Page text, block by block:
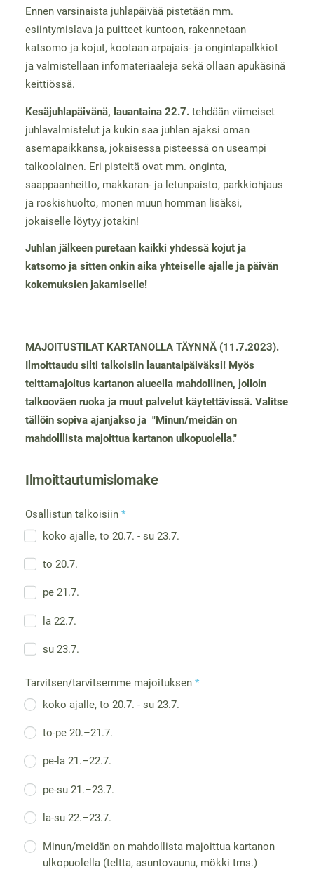
Ennen varsinaista juhlapäivää pistetään mm.
esiintymislava ja puitteet kuntoon, rakennetaan
katsomo ja kojut, kootaan arpajais- ja ongintapalkkiot
ja valmistellaan infomateriaaleja sekä ollaan apukäsinä
keittiössä.
Kesäjuhlapäivänä, lauantaina 22.7. tehdään viimeiset
juhlavalmistelut ja kukin saa juhlan ajaksi oman
asemapaikkansa, jokaisessa pisteessä on useampi
talkoolainen. Eri pisteitä ovat mm. onginta,
saappaanheitto, makkaran- ja letunpaisto, parkkiohjaus
ja roskishuolto, monen muun homman lisäksi,
jokaiselle löytyy jotakin!
Juhlan jälkeen puretaan kaikki yhdessä kojut ja
katsomo ja sitten onkin aika yhteiselle ajalle ja päivän
kokemuksien jakamiselle!
MAJOITUSTILAT KARTANOLLA TÄYNNÄ (11.7.2023).
Ilmoittaudu silti talkoisiin lauantaipäiväksi! Myös
telttamajoitus kartanon alueella mahdollinen, jolloin
talkooväen ruoka ja muut palvelut käytettävissä. Valitse
tällöin sopiva ajanjakso ja "Minun/meidän on
mahdolllista majoittua kartanon ulkopuolella."
Ilmoittautumislomake
Osallistun talkoisiin*
koko ajalle, to 20.7. - su 23.7.
to 20.7.
pe 21.7.
la 22.7.
su 23.7.
Tarvitsen/tarvitsemme majoituksen*
koko ajalle, to 20.7. - su 23.7.
to-pe 20.–21.7.
pe-la 21.–22.7.
pe-su 21.–23.7.
la-su 22.–23.7.
Minun/meidän on mahdollista majoittua kartanon
ulkopuolella (teltta, asuntovaunu, mökki tms.)